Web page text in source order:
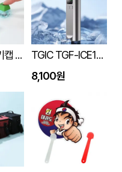
모두애 LED 키캡 키링 굿즈
TGIC TGF-ICE1800 휴대용 냉각 선풍기
8,100원